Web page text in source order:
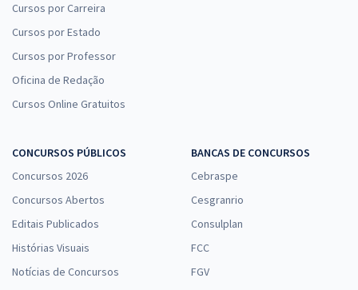
Cursos por Carreira
Cursos por Estado
Cursos por Professor
Oficina de Redação
Cursos Online Gratuitos
CONCURSOS PÚBLICOS
Concursos 2026
Concursos Abertos
Editais Publicados
Histórias Visuais
Notícias de Concursos
BANCAS DE CONCURSOS
Cebraspe
Cesgranrio
Consulplan
FCC
FGV